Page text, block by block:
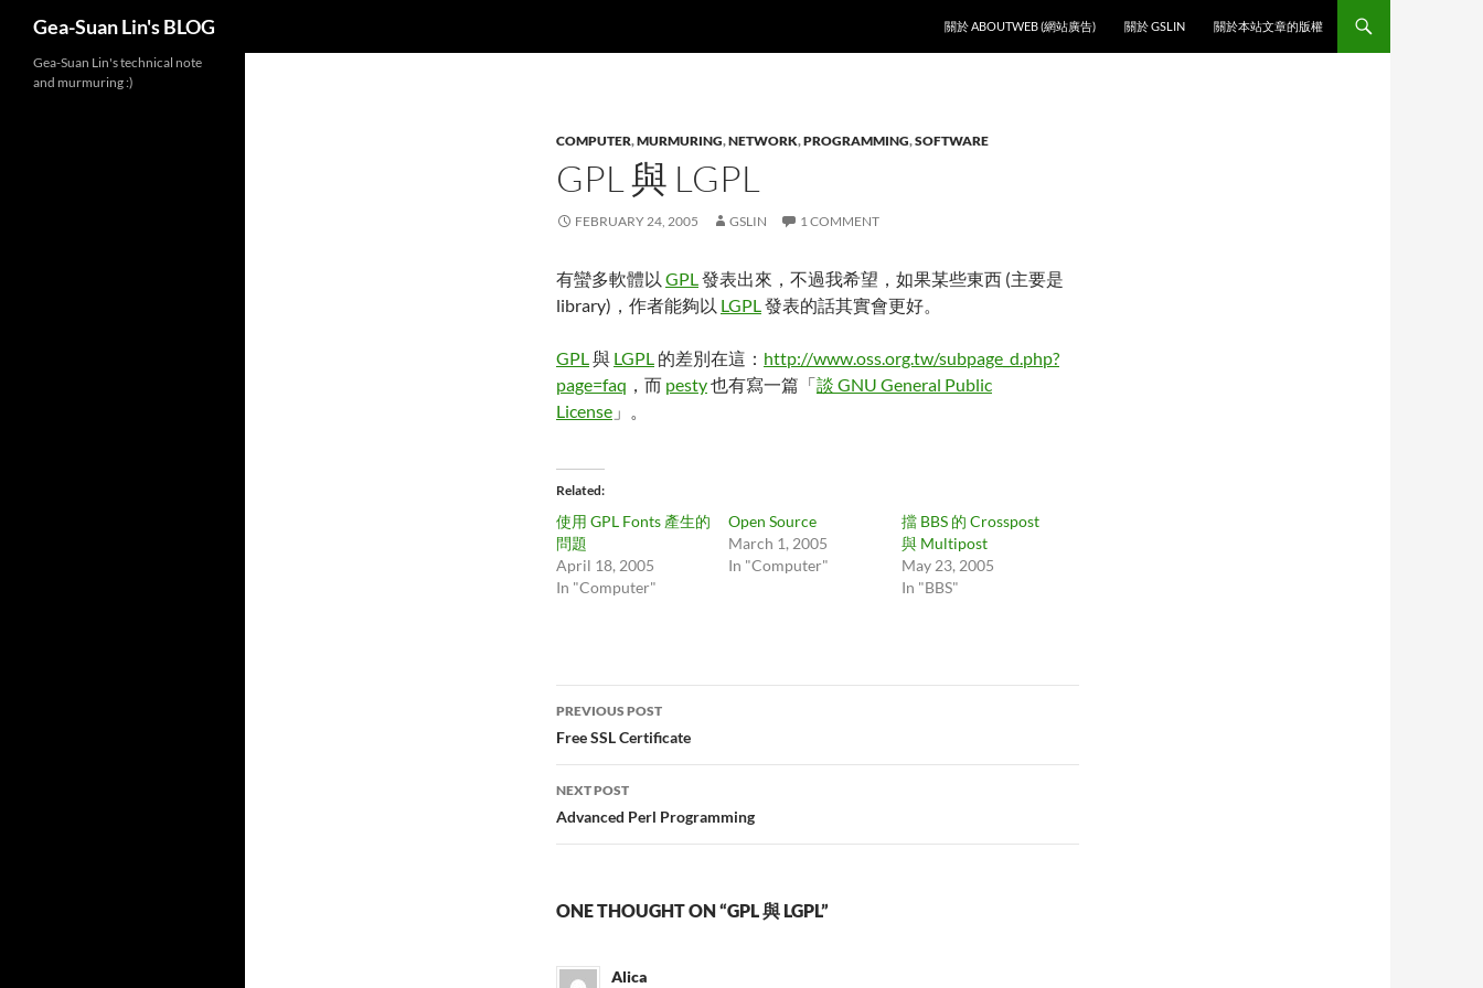
Gea-Suan Lin's BLOG
關於 ABOUTWEB (網站廣告)
關於 GSLIN 關於本站文章的版權
COMPUTER,MURMURING,NETWORK,PROGRAMMING,SOFTWARE
GPL 與 LGPL
FEBRUARY 24, 2005 GSLIN 1 COMMENT
有蠻多軟體以 GPL發表出來，不過我希望，如果某些東西 (主要是
library)，作者能夠以 LGPL發表的話其實會更好。
GPL與 LGPL 的差別在這： http://www.oss.org.tw/subpage_d.php?
page=faq ，而 pesty也有寫一篇「談 GNU General Public
License 」。
Related
使用 GPL Fonts 產生的
問題
April 18, 2005
In "Computer"
Open Source
March 1, 2005
In "Computer"
擋 BBS 的 Crosspost
與 Multipost
May 23, 2005
In "BBS"
Post
navigation
PREVIOUS POST
Free SSL Certificate
NEXT POST
Advanced Perl Programming
ONE THOUGHT ON “GPL 與 LGPL”
Alica
Gea-Suan Lin's technical note
and murmuring :)